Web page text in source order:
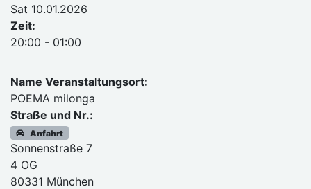
Sat 10.01.2026
Zeit:
20:00 - 01:00
Name Veranstaltungsort:
POEMA milonga
Straße und Nr.:
Anfahrt
Sonnenstraße 7
4 OG
80331 München